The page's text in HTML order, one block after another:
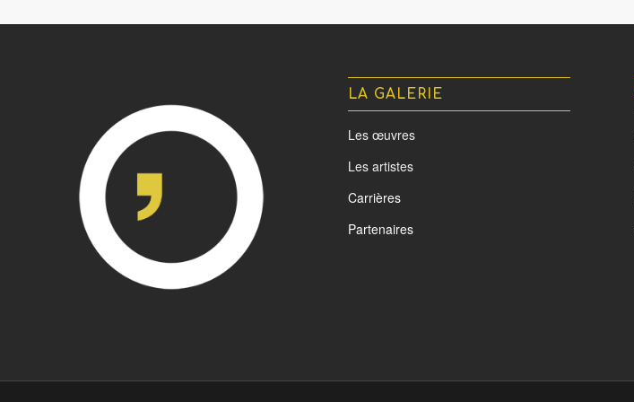
LA GALERIE
Les œuvres
Les artistes
Carrières
Partenaires